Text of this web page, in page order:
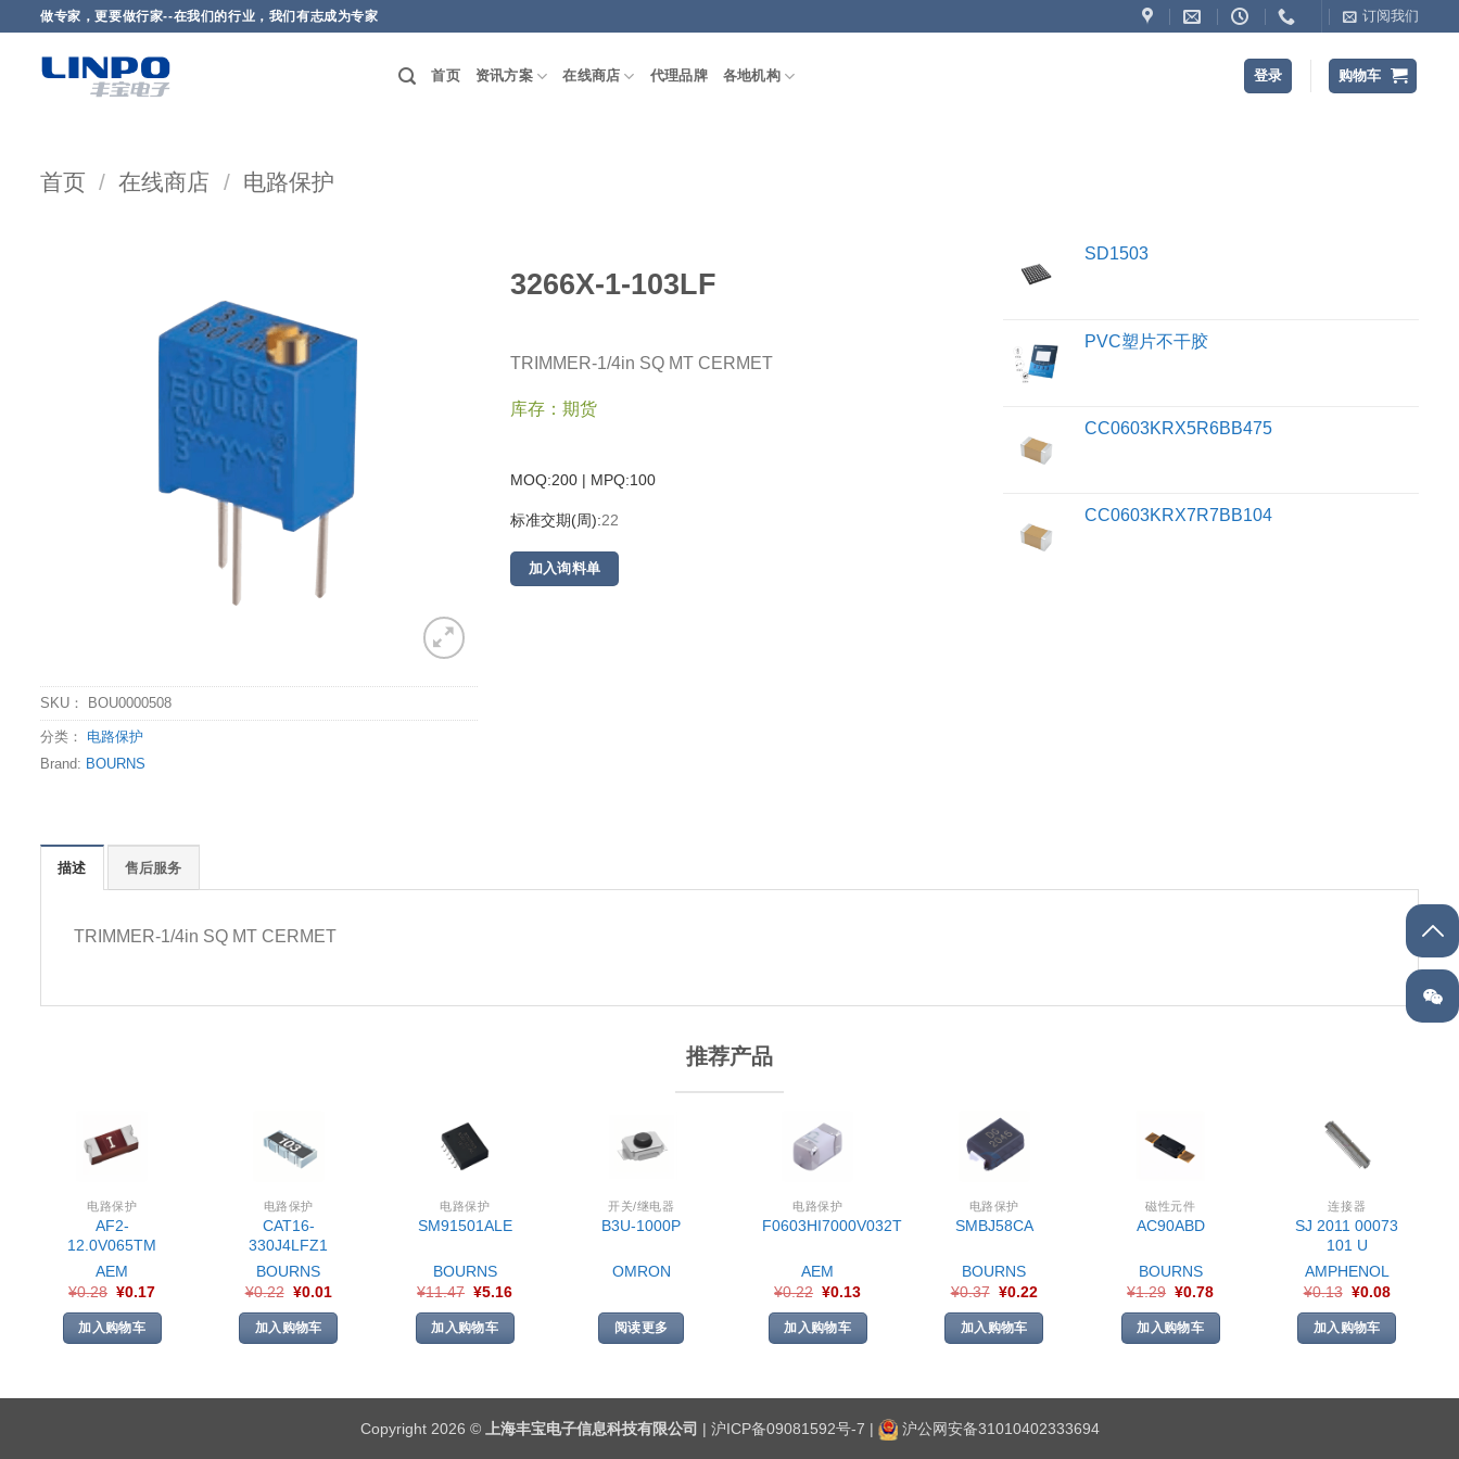
做专家，更要做行家--在我们的行业，我们有志成为专家 订阅我们
首页 资讯方案 在线商店 代理品牌 各地机构 登录 购物车
首页 / 在线商店 / 电路保护
SKU： BOU0000508
分类： 电路保护
Brand: BOURNS
3266X-1-103LF
TRIMMER-1/4in SQ MT CERMET
库存：期货
MOQ:200 | MPQ:100
标准交期(周):22
加入询料单
SD1503
PVC塑片不干胶
CC0603KRX5R6BB475
CC0603KRX7R7BB104
描述 售后服务
TRIMMER-1/4in SQ MT CERMET
推荐产品
电路保护
AF2-
12.0V065TM
AEM
¥0.28 ¥0.17
加入购物车
电路保护
CAT16-
330J4LFZ1
BOURNS
¥0.22 ¥0.01
加入购物车
电路保护
SM91501ALE
BOURNS
¥11.47 ¥5.16
加入购物车
开关/继电器
B3U-1000P
OMRON
阅读更多
电路保护
F0603HI7000V032T
AEM
¥0.22 ¥0.13
加入购物车
电路保护
SMBJ58CA
BOURNS
¥0.37 ¥0.22
加入购物车
磁性元件
AC90ABD
BOURNS
¥1.29 ¥0.78
加入购物车
连接器
SJ 2011 00073
101 U
AMPHENOL
¥0.13 ¥0.08
加入购物车
Copyright 2026 © 上海丰宝电子信息科技有限公司 | 沪ICP备09081592号-7 | 沪公网安备31010402333694